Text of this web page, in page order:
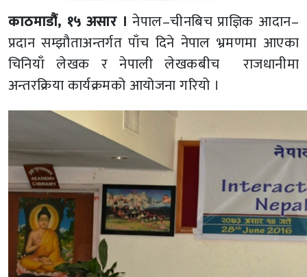
काठमाडौं, १५ असार । नेपाल–चीनबिच प्राज्ञिक आदान–
प्रदान सम्झौताअन्तर्गत पाँच दिने नेपाल भ्रमणमा आएका
चिनियाँ लेखक र नेपाली लेखकबीच राजधानीमा
अन्तरक्रिया कार्यक्रमको आयोजना गरियो ।